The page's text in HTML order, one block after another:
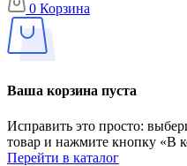
0 Корзина
Ваша корзина пуста
Исправить это просто:
товар и нажмите кнопку «В
Перейти в каталог